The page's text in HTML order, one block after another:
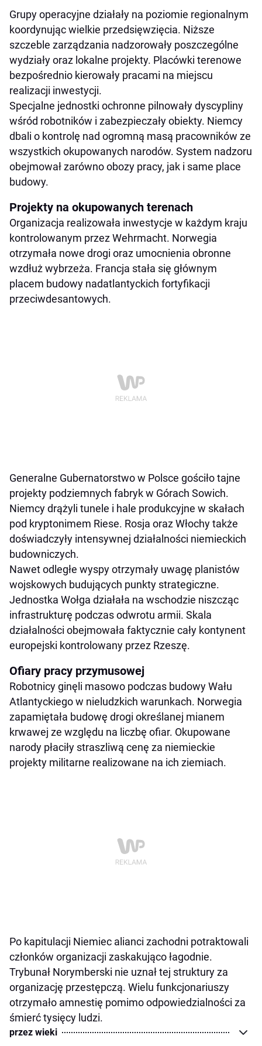
Grupy operacyjne działały na poziomie regionalnym
koordynując wielkie przedsięwzięcia. Niższe
szczeble zarządzania nadzorowały poszczególne
wydziały oraz lokalne projekty. Placówki terenowe
bezpośrednio kierowały pracami na miejscu
realizacji inwestycji.
Specjalne jednostki ochronne pilnowały dyscypliny
wśród robotników i zabezpieczały obiekty. Niemcy
dbali o kontrolę nad ogromną masą pracowników ze
wszystkich okupowanych narodów. System nadzoru
obejmował zarówno obozy pracy, jak i same place
budowy.
Projekty na okupowanych terenach
Organizacja realizowała inwestycje w każdym kraju
kontrolowanym przez Wehrmacht. Norwegia
otrzymała nowe drogi oraz umocnienia obronne
wzdłuż wybrzeża. Francja stała się głównym
placem budowy nadatlantyckich fortyfikacji
przeciwdesantowych.
Generalne Gubernatorstwo w Polsce gościło tajne
projekty podziemnych fabryk w Górach Sowich.
Niemcy drążyli tunele i hale produkcyjne w skałach
pod kryptonimem Riese. Rosja oraz Włochy także
doświadczyły intensywnej działalności niemieckich
budowniczych.
Nawet odległe wyspy otrzymały uwagę planistów
wojskowych budujących punkty strategiczne.
Jednostka Wołga działała na wschodzie niszcząc
infrastrukturę podczas odwrotu armii. Skala
działalności obejmowała faktycznie cały kontynent
europejski kontrolowany przez Rzeszę.
Ofiary pracy przymusowej
Robotnicy ginęli masowo podczas budowy Wału
Atlantyckiego w nieludzkich warunkach. Norwegia
zapamiętała budowę drogi określanej mianem
krwawej ze względu na liczbę ofiar. Okupowane
narody płaciły straszliwą cenę za niemieckie
projekty militarne realizowane na ich ziemiach.
Po kapitulacji Niemiec alianci zachodni potraktowali
członków organizacji zaskakująco łagodnie.
Trybunał Norymberski nie uznał tej struktury za
organizację przestępczą. Wielu funkcjonariuszy
otrzymało amnestię pomimo odpowiedzialności za
śmierć tysięcy ludzi.
przez wieki